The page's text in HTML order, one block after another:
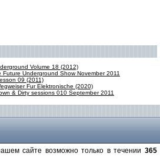
Volume 18 (2012)
Future Underground Show November 2011
09 (2011)
Fur Elektronische (2020)
& Dirty sessions 010 September 2011
сайте возможно только в течении 365